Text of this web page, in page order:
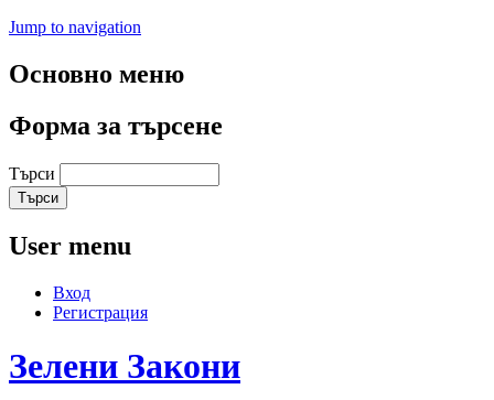
Jump to navigation
Основно меню
Форма за търсене
Търси
User menu
Вход
Регистрация
Зелени Закони